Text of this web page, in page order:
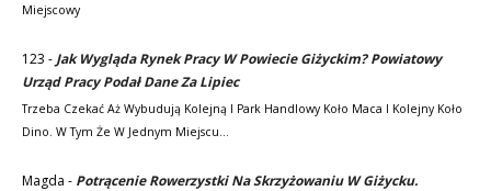
Miejscowy
123 - Jak Wygląda Rynek Pracy W Powiecie Giżyckim? Powiatowy
Urząd Pracy Podał Dane Za Lipiec
Trzeba Czekać Aż Wybudują Kolejną I Park Handlowy Koło Maca I Kolejny Koło
Dino. W Tym Że W Jednym Miejscu…
Magda - Potrącenie Rowerzystki Na Skrzyżowaniu W Giżycku.